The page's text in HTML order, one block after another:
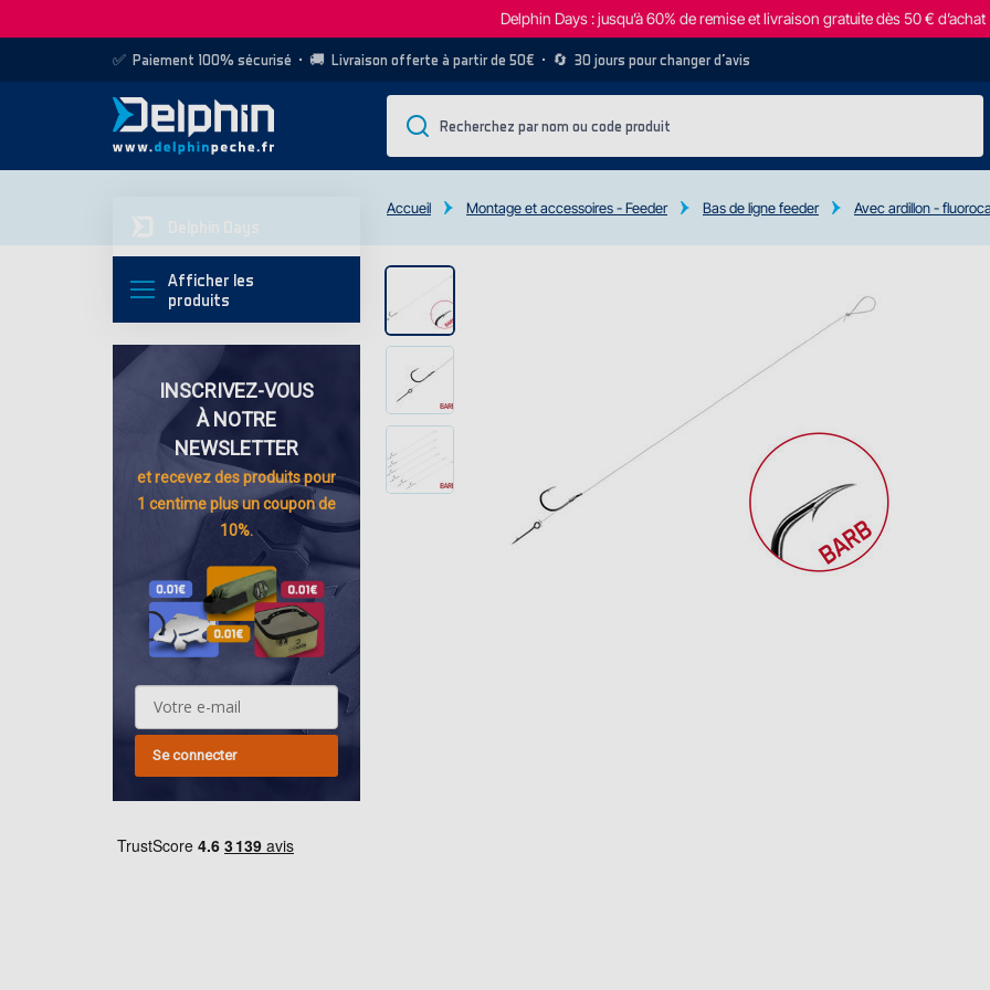
Delphin Days : jusqu’à 60% de remise et livraison gratuite dès 50 € d’achat
✅ Paiement 100% sécurisé • 🚚 Livraison offerte à partir de 50€ • 🔄 30 jours pour changer d’avis
Afficher les
produits
INSCRIVEZ-VOUS
À NOTRE
NEWSLETTER
et recevez desproduits pour
1 centimeplus un coupon de
10%.
Se connecter
Accueil Montage et accessoires - Feeder Bas de ligne feeder Avec ardillon -